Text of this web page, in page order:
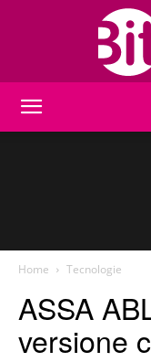
Home Tecnologie
ASSA
versione